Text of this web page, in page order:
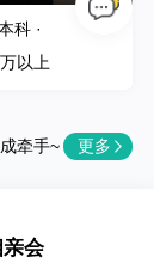
科 ·
以上
牵手~ 更多
会